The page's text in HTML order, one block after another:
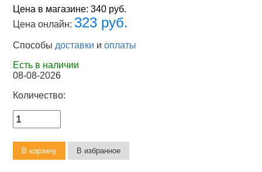
Цена в магазине:340 руб.
Цена онлайн: 323 руб.
Способы доставки иоплаты
Есть в наличии
08-08-2026
Количество: